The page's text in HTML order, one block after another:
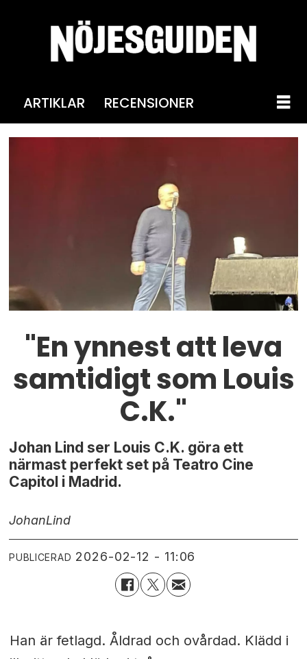
ARTIKLAR RECENSIONER
"En ynnest att leva
samtidigt som Louis
C.K."
Johan Lind ser Louis C.K. göra ett
närmast perfekt set på Teatro Cine
Capitol i Madrid.
JohanLind
PUBLICERAD 2026-02-12 - 11:06
Han är fetlagd. Åldrad och ovårdad. Klädd i